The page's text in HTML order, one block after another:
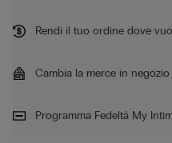
Rendi il tuo ordine dove
Cambia la merce in negozio
Programma Fedeltà My